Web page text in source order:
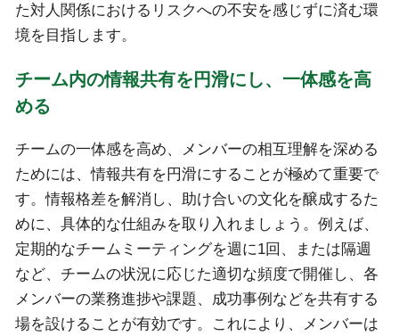
た対人関係におけるリスクへの不安を感じずに済む環
境を目指します。
チーム内の情報共有を円滑にし、一体感を高
める
チームの一体感を高め、メンバーの相互理解を深める
ためには、情報共有を円滑にすることが極めて重要で
す。情報格差を解消し、助け合いの文化を醸成するた
めに、具体的な仕組みを取り入れましょう。例えば、
定期的なチームミーティングを週に1回、または隔週
など、チームの状況に応じた適切な頻度で開催し、各
メンバーの業務進捗や課題、成功事例などを共有する
場を設けることが有効です。これにより、メンバーは